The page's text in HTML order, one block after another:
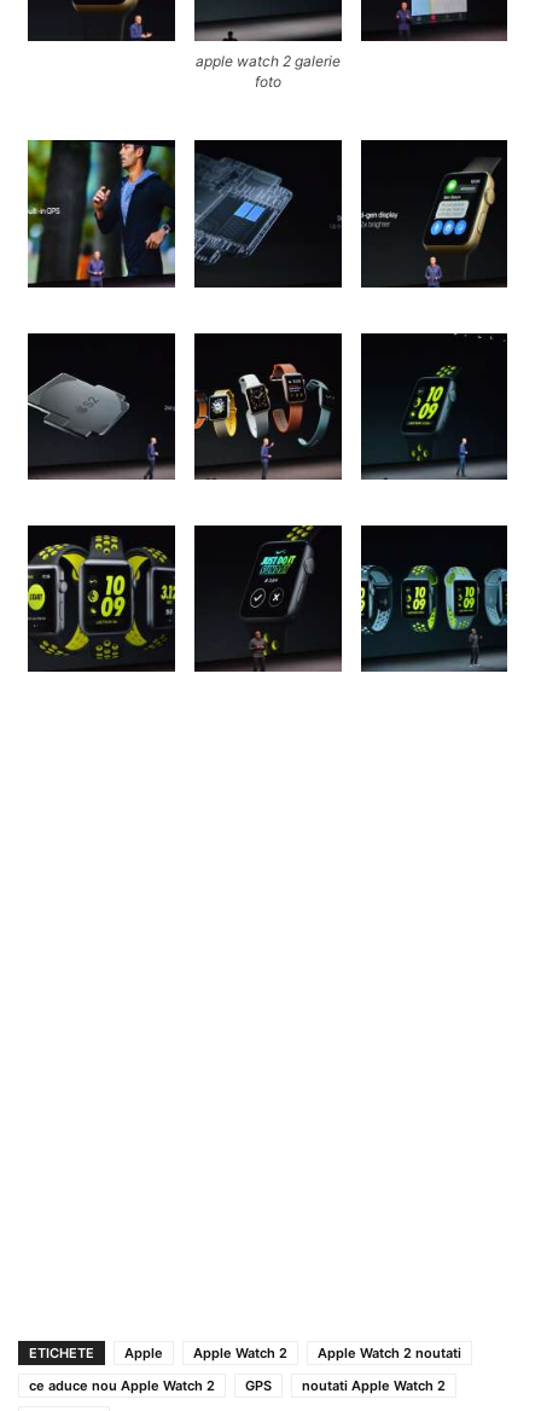
apple watch 2 galerie
foto
ETICHETE Apple Apple Watch 2
Apple Watch 2 noutati
ce aduce nou Apple Watch 2
GPS
noutati Apple Watch 2